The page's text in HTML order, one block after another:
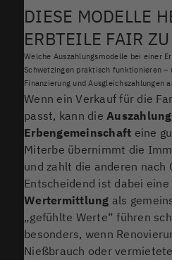
DIESE MODELLE
ERBTEILE FAIR
Welche Auszahlungsmodelle bei einer
Schwetzingen praktisch funktionieren –
Finanzierung und Ausgleichszahlungen
Wenn ein Verkauf für die
passt, kann die
Erbengemeinschaft eine
Miterbe übernimmt die
und zahlt die anderen nach
Entscheidend ist dabei eine
Wertermittlung als
„gefühlte Werte“ führen
besonders, wenn
Nießbrauch oder